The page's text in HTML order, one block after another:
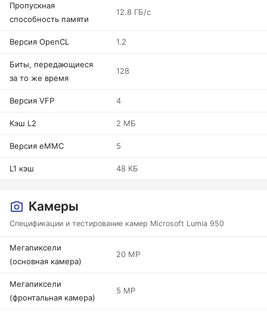
Пропускная
способность памяти
12.8 ГБ/с
Версия OpenCL 1.2
Биты, передающиеся
за то же время
128
Версия VFP 4
Кэш L2 2 МБ
Версия eMMC 5
L1 кэш 48 КБ
Камеры
Спецификации и тестирование камер Microsoft Lumia 950
Мегапиксели
(основная камера)
20 MP
Мегапиксели
(фронтальная камера)
5 MP